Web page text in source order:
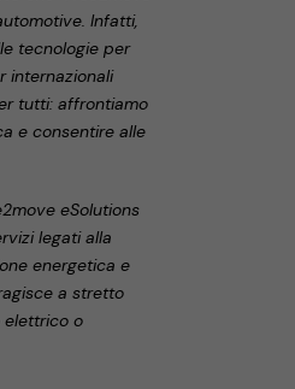
Infatti,
tecnologie per
internazionali
tutti: affrontiamo
e consentire alle
eSolutions
legati alla
energetica e
a stretto
elettrico o